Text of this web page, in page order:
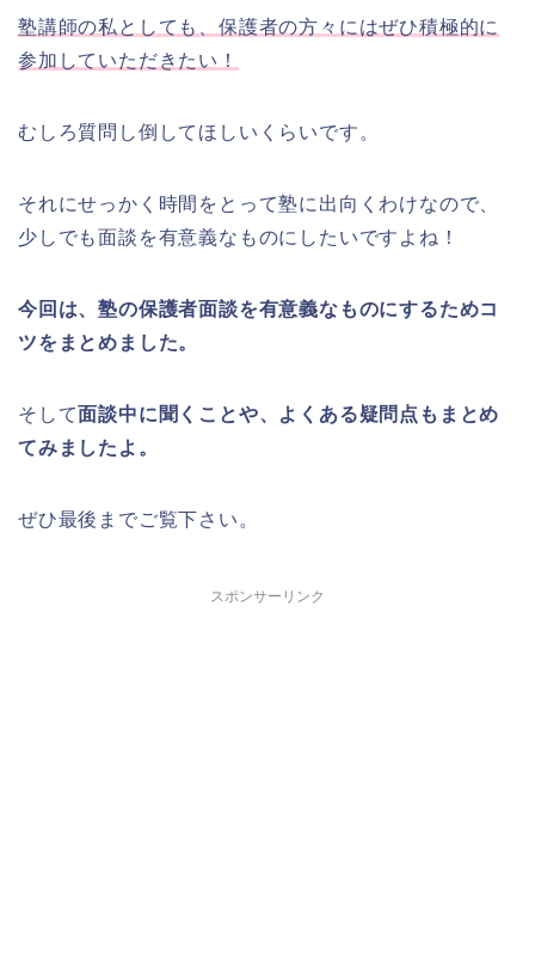
塾講師の私としても、保護者の方々にはぜひ積極的に
参加していただきたい！
むしろ質問し倒してほしいくらいです。
それにせっかく時間をとって塾に出向くわけなので、
少しでも面談を有意義なものにしたいですよね！
今回は、塾の保護者面談を有意義なものにするためコ
ツをまとめました。
そして面談中に聞くことや、よくある疑問点もまとめ
てみましたよ。
ぜひ最後までご覧下さい。
スポンサーリンク